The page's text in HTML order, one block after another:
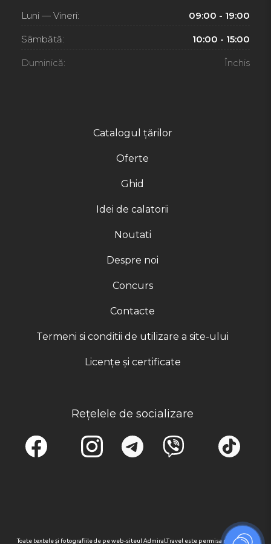
Catalogul țărilor
Oferte
Ghid
Idei de calatorii
Noutati
Despre noi
Concurs
Contacte
Termeni si conditii de utilizare a site-ului
Licențe și certificate
Rețelele de socializare
Toate textele și fotografiile de pe web-siteul Admiral.Travel este permisa numai cu
Luni — Vineri: 09:00 - 19:00
Sâmbătă: 10:00 - 15:00
Duminică: Închis